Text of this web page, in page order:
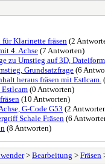
Klarinette fräsen (2
4. Achse(7 Antworten)
zu Umstieg auf 3D,
Grundsatzfrage (6
heraus fräsen mit Estlcam.
(0 Antworten)
(10 Antworten)
G-Code G53 (2
Schale Fräsen (6
(8 Antworten)
> Bearbeitung > Fräsen